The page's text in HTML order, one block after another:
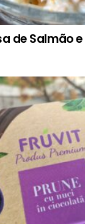
de Salmão